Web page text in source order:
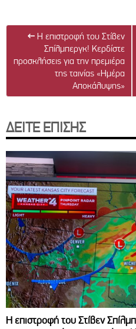
← Η επιστροφή του Στίβεν
Σπίλμπεργκ! Κερδίστε
προσκλήσεις για την πρεμιέρα
της ταινίας «Ημέρα
Αποκάλυψης»
ΔΕΙΤΕ ΕΠΙΣΗΣ
Η επιστροφή του Στίβεν